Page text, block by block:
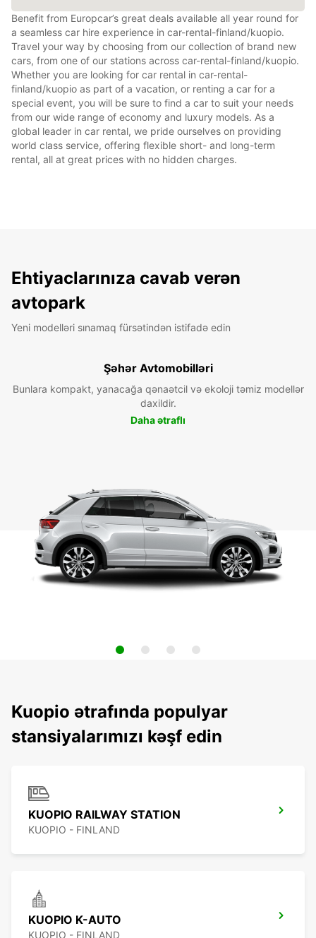
Benefit from Europcar’s great deals available all year round for
a seamless car hire experience in car-rental-finland/kuopio.
Travel your way by choosing from our collection of brand new
cars, from one of our stations across car-rental-finland/kuopio.
Whether you are looking for car rental in car-rental-
finland/kuopio as part of a vacation, or renting a car for a
special event, you will be sure to find a car to suit your needs
from our wide range of economy and luxury models. As a
global leader in car rental, we pride ourselves on providing
world class service, offering flexible short- and long-term
rental, all at great prices with no hidden charges.
Ehtiyaclarınıza cavab verən
avtopark
Yeni modelləri sınamaq fürsətindən istifadə edin
Şəhər Avtomobilləri
Bunlara kompakt, yanacağa qənaətcil və ekoloji təmiz modellər
daxildir.
Daha ətraflı
Kuopio ətrafında populyar
stansiyalarımızı kəşf edin
KUOPIO RAILWAY STATION
KUOPIO - FINLAND
KUOPIO K-AUTO
KUOPIO - FINLAND